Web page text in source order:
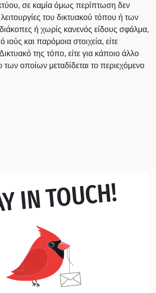
σε καμία όμως περίπτωση δεν
του δικτυακού τόπου ή των
ή χωρίς κανενός είδους σφάλμα,
και παρόμοια στοιχεία, είτε
της τόπο, είτε για κάποιο άλλο
οποίων μεταδίδεται το περιεχόμενο
IN TOUCH!